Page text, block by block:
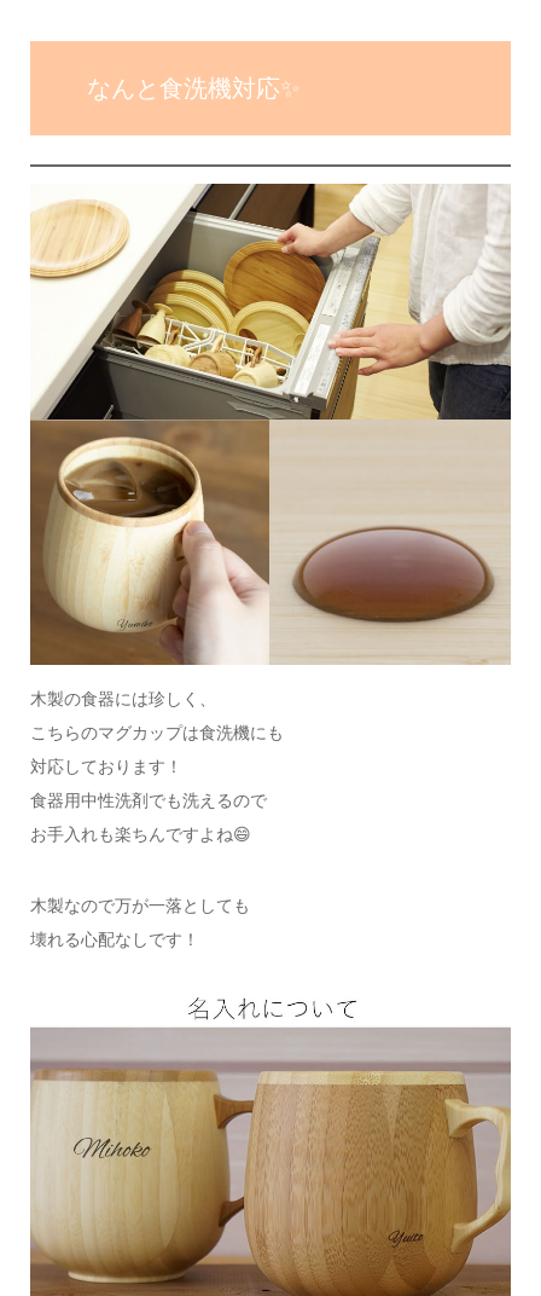
なんと食洗機対応✨
木製の食器には珍しく、
こちらのマグカップは食洗機にも
対応しております！
食器用中性洗剤でも洗えるので
お手入れも楽ちんですよね😄
木製なので万が一落としても
壊れる心配なしです！